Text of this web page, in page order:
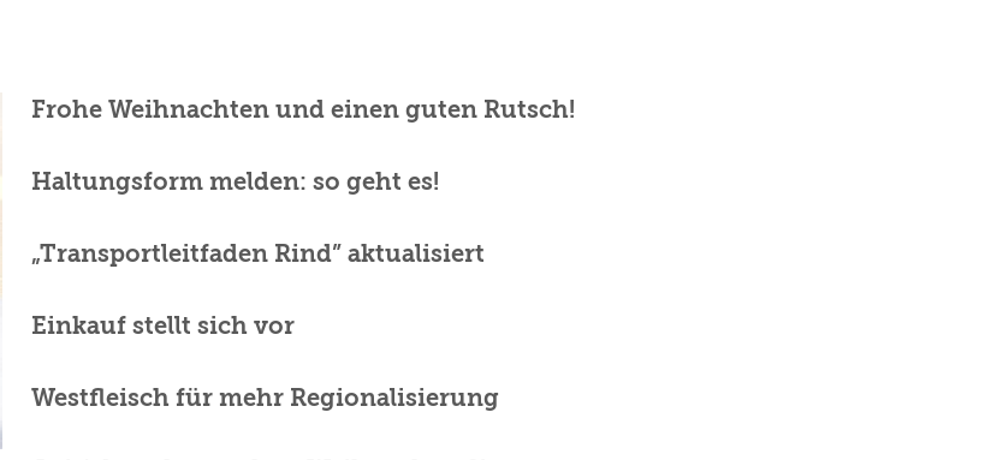
Frohe Weihnachten und einen guten Rutsch!
Haltungsform melden: so geht es!
„Transportleitfaden Rind” aktualisiert
Einkauf stellt sich vor
Westfleisch für mehr Regionalisierung